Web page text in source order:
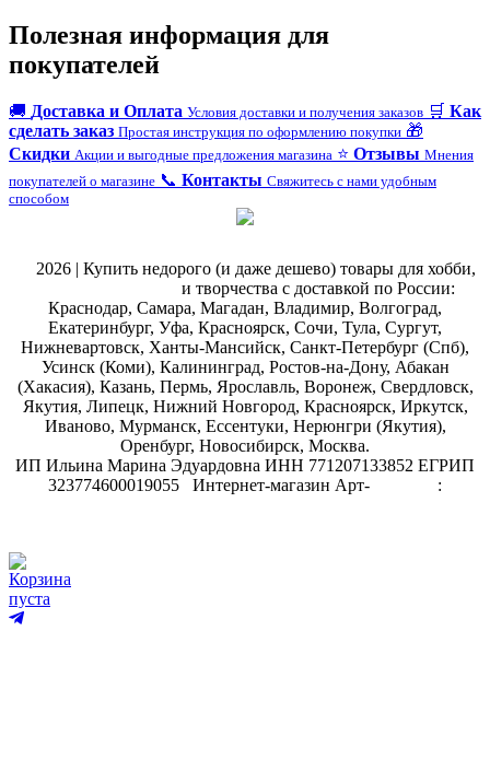
Полезная информация для
покупателей
🚚 Доставка и Оплата Условия доставки и получения заказов 🛒 Как
сделать заказ Простая инструкция по оформлению покупки 🎁
Скидки Акции и выгодные предложения магазина ⭐ Отзывы Мнения
покупателей о магазине 📞 Контакты Свяжитесь с нами удобным
способом
2026 | Купить недорого (и даже дешево) товары для хобби,
и творчества с доставкой по России:
Краснодар, Самара, Магадан, Владимир, Волгоград,
Екатеринбург, Уфа, Красноярск, Сочи, Тула, Сургут,
Нижневартовск, Ханты-Мансийск, Санкт-Петербург (Спб),
Усинск (Коми), Калининград, Ростов-на-Дону, Абакан
(Хакасия), Казань, Пермь, Ярославль, Воронеж, Свердловск,
Якутия, Липецк, Нижний Новгород, Красноярск, Иркутск,
Иваново, Мурманск, Ессентуки, Нерюнгри (Якутия),
Оренбург, Новосибирск, Москва.
ИП Ильина Марина Эдуардовна ИНН 771207133852 ЕГРИП
323774600019055
Интернет-магазин Арт-
:
Корзина
пуста